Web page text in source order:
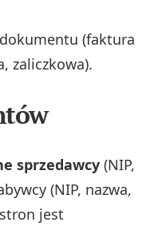
(faktura
zaliczkowa).
sprzedawcy (NIP,
(NIP, nazwa,
jest